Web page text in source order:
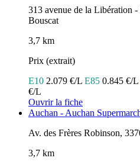
313 avenue de la Libération
Bouscat
3,7 km
Prix (extrait)
E10 2.079 €/L E85 0.845 €/L
€/L
Ouvrir la fiche
Auchan - Auchan
Av. des Frères Robinson,
3,7 km